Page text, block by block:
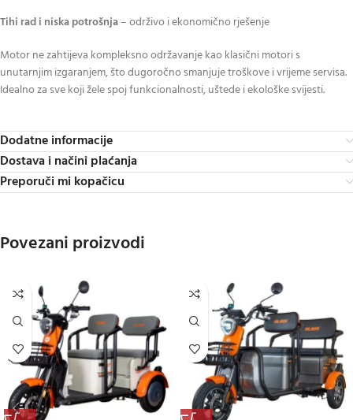
Tihi rad i niska potrošnja– održivo i ekonomično rješenje
Motor ne zahtijeva kompleksno održavanje kao klasični motori s
unutarnjim izgaranjem, što dugoročno smanjuje troškove i vrijeme servisa.
Idealno za sve koji žele spoj funkcionalnosti, uštede i ekološke svijesti.
Dodatne informacije
Dostava i načini plaćanja
Preporuči mi kopačicu
Povezani proizvodi